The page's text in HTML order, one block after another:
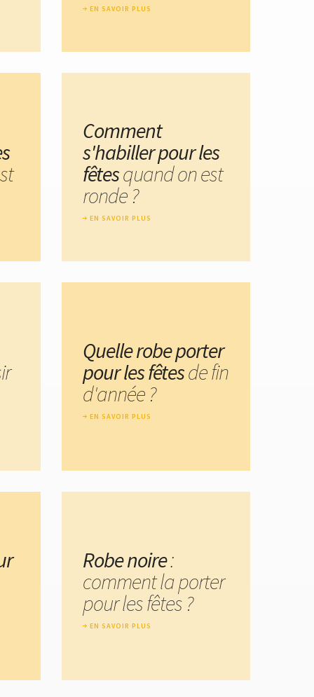
EN SAVOIR PLUS
Comment
s'habiller pour les
fêtesquand on est
ronde ?
EN SAVOIR PLUS
Quelle robe porter
pour les fêtesde fin
d'année ?
EN SAVOIR PLUS
Robe noire:
comment la porter
pour les fêtes ?
EN SAVOIR PLUS